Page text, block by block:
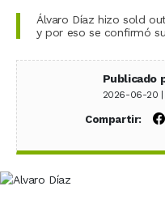
Álvaro Díaz hizo sold
y por eso se confirmó
Publicado
2026-06-20 |
Compartir: